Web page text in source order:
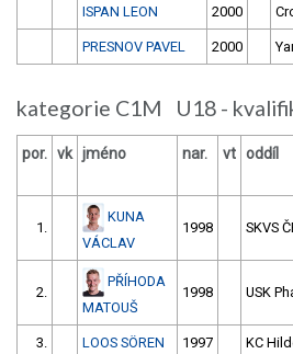
ISPAN LEON 2000
PRESNOV PAVEL 2000
kategorie C1M U18 -
por. vk jméno nar. vt oddíl
1.
KUNA
VÁCLAV
1998 SKVS
2.
PŘÍHODA
MATOUŠ
1998 USK
3. LOOS SÖREN 1997 KC